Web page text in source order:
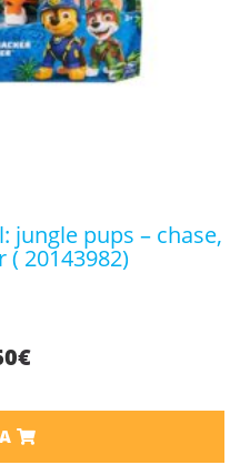
20143982)
€